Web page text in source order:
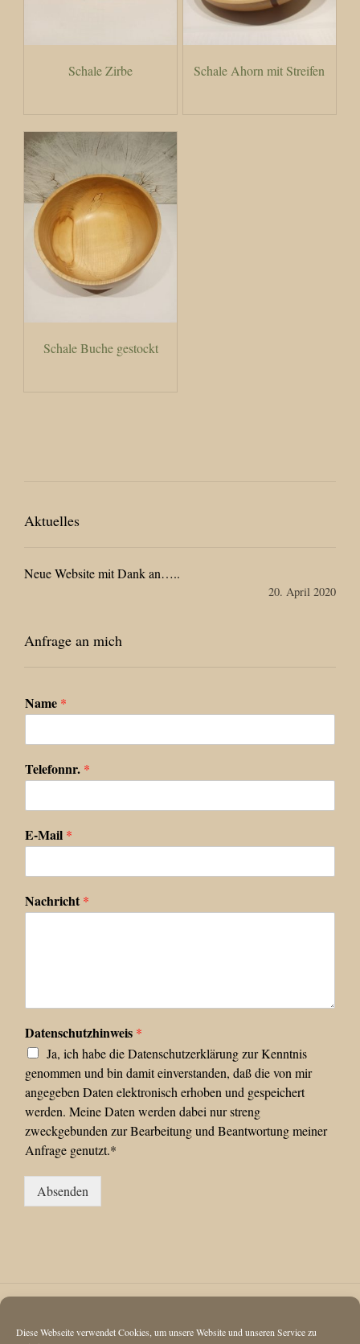
Diese Webseite verwendet Cookies, um unsere Website und unseren Service zu
Schale Zirbe Schale Ahorn mit Streifen
Schale Buche gestockt
Aktuelles
Neue Website mit Dank an…..
20. April 2020
Anfrage an mich
Name *
Telefonnr. *
E-Mail *
Nachricht *
Datenschutzhinweis *
Ja, ich habe die Datenschutzerklärung zur Kenntnis
genommen und bin damit einverstanden, daß die von mir
angegeben Daten elektronisch erhoben und gespeichert
werden. Meine Daten werden dabei nur streng
zweckgebunden zur Bearbeitung und Beantwortung meiner
Anfrage genutzt.*
Absenden